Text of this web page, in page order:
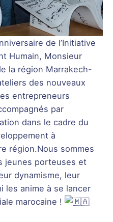
de l’Initiative
Humain, Monsieur
la région Marrakech-
des nouveaux
entrepreneurs
par
dans le cadre du
à
région.Nous sommes
jeunes porteuses et
dynamisme, leur
les anime à se lancer
marocaine !